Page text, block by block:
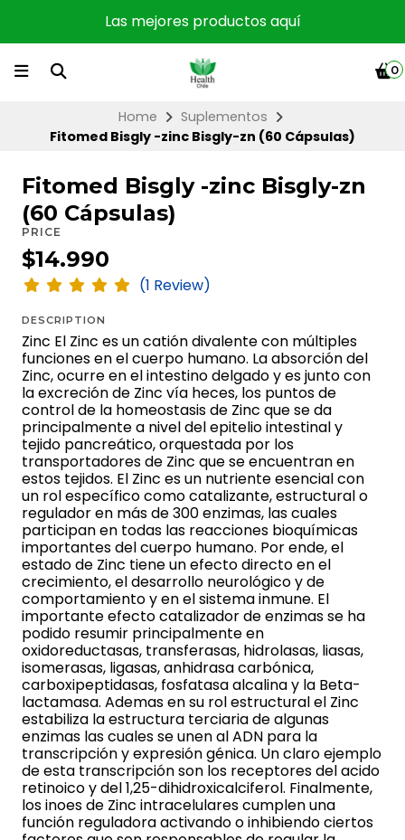
Las mejores productos aquí
0
Home
Suplementos
Fitomed Bisgly -zinc Bisgly-zn (60 Cápsulas)
Fitomed Bisgly -zinc Bisgly-zn
(60 Cápsulas)
PRICE
$14.990
(1 Review)
DESCRIPTION
Zinc El Zinc es un catión divalente con múltiples
funciones en el cuerpo humano. La absorción del
Zinc, ocurre en el intestino delgado y es junto con
la excreción de Zinc vía heces, los puntos de
control de la homeostasis de Zinc que se da
principalmente a nivel del epitelio intestinal y
tejido pancreático, orquestada por los
transportadores de Zinc que se encuentran en
estos tejidos. El Zinc es un nutriente esencial con
un rol específico como catalizante, estructural o
regulador en más de 300 enzimas, las cuales
participan en todas las reacciones bioquímicas
importantes del cuerpo humano. Por ende, el
estado de Zinc tiene un efecto directo en el
crecimiento, el desarrollo neurológico y de
comportamiento y en el sistema inmune. El
importante efecto catalizador de enzimas se ha
podido resumir principalmente en
oxidoreductasas, transferasas, hidrolasas, liasas,
isomerasas, ligasas, anhidrasa carbónica,
carboxipeptidasas, fosfatasa alcalina y la Beta-
lactamasa. Ademas en su rol estructural el Zinc
estabiliza la estructura terciaria de algunas
enzimas las cuales se unen al ADN para la
transcripción y expresión génica. Un claro ejemplo
de esta transcripción son los receptores del acido
retinoico y del 1,25-dihidroxicalciferol. Finalmente,
los inoes de Zinc intracelulares cumplen una
función reguladora activando o inhibiendo ciertos